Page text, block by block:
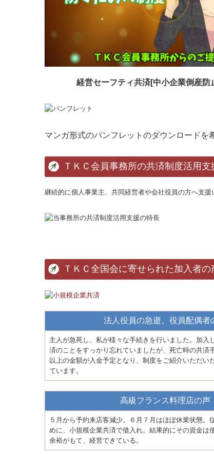
経営セーフティ共済[中小企業倒産防
マンガ形式のパンフレットのダウンロードを
ＴＫＣ会員事務所の共済制度活用支
継続的に個人事業主、共同経営者や会社役員の方へ支
ＴＫＣ全国会に寄せられた加入者の
法人役員の急逝、役員配偶者
主人が急死し、私が様々な手続きを行いました。加入
済のことをすっかり忘れていましたが、死亡時の共済
以上の金額が入金予定となり、制度をご紹介いただい
ています。
高級フランス料理店の声
５月から予約来店客減少。６月７月はほぼ休業状態。
めに、小規模企業共済で借入れ。結果的にその資金は
余裕がもて、経営できている。